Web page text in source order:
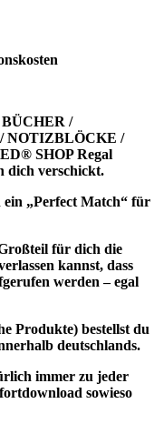
/
NOTIZBLÖCKE /
SHOP Regal
dich verschickt.
„Perfect Match“ für
für dich die
kannst, dass
werden – egal
Produkte) bestellst du
deutschlands.
immer zu jeder
sowieso